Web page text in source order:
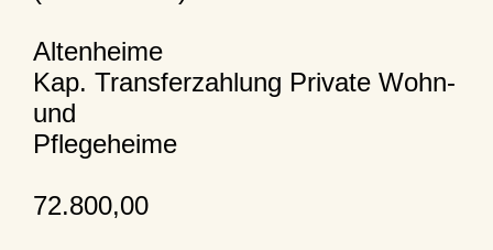
Altenheime
Kap. Transferzahlung Private Wohn-
und
Pflegeheime
72.800,00